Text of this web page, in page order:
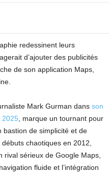
redessinent leurs
d’ajouter des publicités
de son application Maps,
Mark Gurman dans son
2025 , marque un tournant pour
bastion de simplicité et de
chaotiques en 2012,
rival sérieux de Google Maps,
fluide et l’intégration